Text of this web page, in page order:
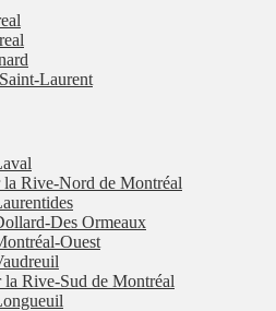
Laurent
Rive-Nord de Montréal
Des Ormeaux
Ouest
Rive-Sud de Montréal